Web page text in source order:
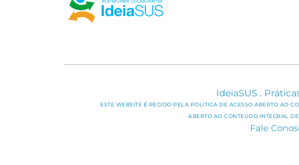
IdeiaSUS .
ESTE WEBSITE É REGIDO PELA POLÍTICA DE ACESSO ABERTO AO
ABERTO AO CONTEÚDO INTEGRAL
Fale